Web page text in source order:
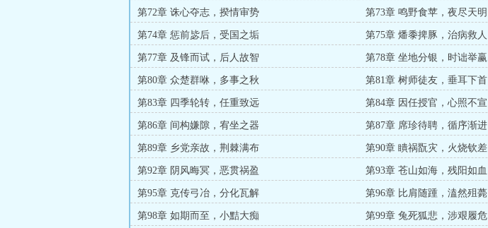
第72章 诛心夺志，揆情审势 第73章 鸣野食苹，夜尽天明
第74章 惩前毖后，受国之垢 第75章 燔黍捭豚，治病救人
第77章 及锋而试，后人故智 第78章 坐地分银，时诎举赢
第80章 众楚群咻，多事之秋 第81章 树师徒友，垂耳下首
第83章 四季轮转，任重致远 第84章 因任授官，心照不宣
第86章 间构嫌隙，宥坐之器 第87章 席珍待聘，循序渐进
第89章 乡党亲故，荆棘满布 第90章 瞶祸翫灾，火烧钦差
第92章 阴风晦冥，恶贯祸盈 第93章 苍山如海，残阳如血
第95章 克传弓冶，分化瓦解 第96章 比肩随踵，溘然殂薨
第98章 如期而至，小黠大痴 第99章 兔死狐悲，涉艰履危